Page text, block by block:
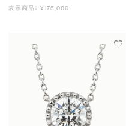
表示商品： ¥175,000